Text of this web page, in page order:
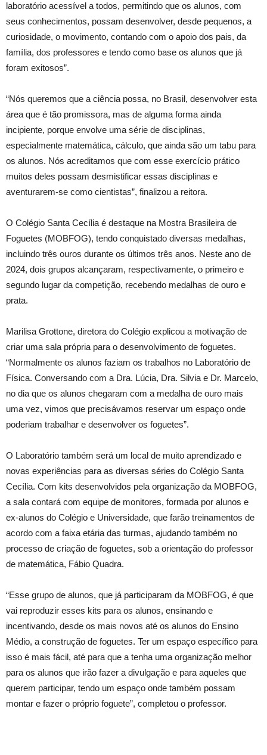
laboratório acessível a todos, permitindo que os alunos, com
seus conhecimentos, possam desenvolver, desde pequenos, a
curiosidade, o movimento, contando com o apoio dos pais, da
família, dos professores e tendo como base os alunos que já
foram exitosos”.
“Nós queremos que a ciência possa, no Brasil, desenvolver esta
área que é tão promissora, mas de alguma forma ainda
incipiente, porque envolve uma série de disciplinas,
especialmente matemática, cálculo, que ainda são um tabu para
os alunos. Nós acreditamos que com esse exercício prático
muitos deles possam desmistificar essas disciplinas e
aventurarem-se como cientistas”, finalizou a reitora.
O Colégio Santa Cecília é destaque na Mostra Brasileira de
Foguetes (MOBFOG), tendo conquistado diversas medalhas,
incluindo três ouros durante os últimos três anos. Neste ano de
2024, dois grupos alcançaram, respectivamente, o primeiro e
segundo lugar da competição, recebendo medalhas de ouro e
prata.
Marilisa Grottone, diretora do Colégio explicou a motivação de
criar uma sala própria para o desenvolvimento de foguetes.
“Normalmente os alunos faziam os trabalhos no Laboratório de
Física. Conversando com a Dra. Lúcia, Dra. Silvia e Dr. Marcelo,
no dia que os alunos chegaram com a medalha de ouro mais
uma vez, vimos que precisávamos reservar um espaço onde
poderiam trabalhar e desenvolver os foguetes”.
O Laboratório também será um local de muito aprendizado e
novas experiências para as diversas séries do Colégio Santa
Cecília. Com kits desenvolvidos pela organização da MOBFOG,
a sala contará com equipe de monitores, formada por alunos e
ex-alunos do Colégio e Universidade, que farão treinamentos de
acordo com a faixa etária das turmas, ajudando também no
processo de criação de foguetes, sob a orientação do professor
de matemática, Fábio Quadra.
“Esse grupo de alunos, que já participaram da MOBFOG, é que
vai reproduzir esses kits para os alunos, ensinando e
incentivando, desde os mais novos até os alunos do Ensino
Médio, a construção de foguetes. Ter um espaço específico para
isso é mais fácil, até para que a tenha uma organização melhor
para os alunos que irão fazer a divulgação e para aqueles que
querem participar, tendo um espaço onde também possam
montar e fazer o próprio foguete”, completou o professor.